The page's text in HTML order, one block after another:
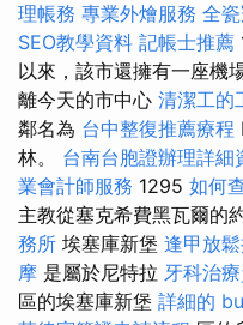
理帳務 專業外燴服務 全
SEO教學資料 記帳士推薦
以來，該市還擁有一座機
離今天的市中心 清潔工的
鄰名為 台中整復推薦療程
林。 台南台胞證辦理詳細
業會計師服務 1295 如何
主教從塞克希費黑瓦爾的
務所 埃塞庫新堡 逢甲放
摩 是屬於尼特拉 牙科治
區的埃塞庫新堡 詳細的